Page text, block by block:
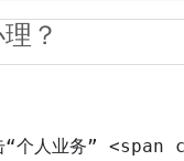
？
击“个人业务”